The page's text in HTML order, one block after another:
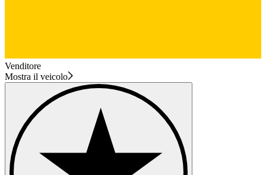
Venditore
Mostra il veicolo